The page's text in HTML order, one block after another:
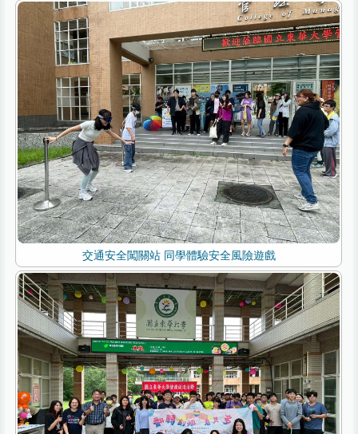
交通安全闖關站 同學體驗安全風險遊戲